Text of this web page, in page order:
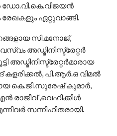
ഡോ.വി.കെ.വിജയൻ
ഏറ്റുവാങ്ങി.
സി.മനോജ്,
അഡ്മിനിസ്ട്രേറ്റർ
കളരിക്കൽ, പി.ആർ.ഒ വിമൽ
കെ.ജി.സുരേഷ് കുമാർ,
രാജീവ് ,വെഹിക്കിൾ
സന്നിഹിതരായി.